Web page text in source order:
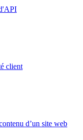
client
d’un site web